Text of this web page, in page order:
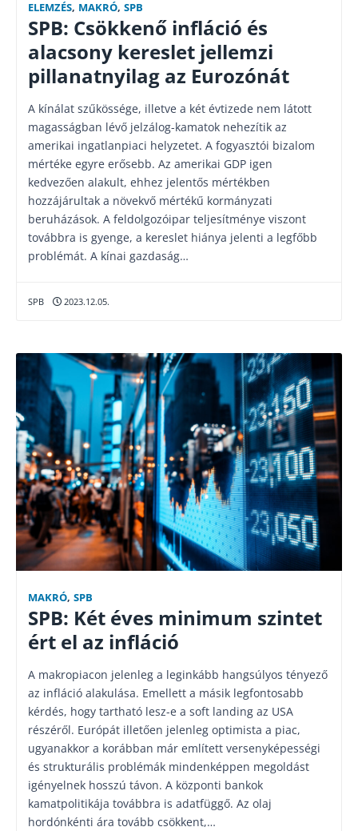
ELEMZÉS, MAKRÓ, SPB
SPB: Csökkenő infláció és
alacsony kereslet jellemzi
pillanatnyilag az Eurozónát
A kínálat szűkössége, illetve a két évtizede nem látott
magasságban lévő jelzálog-kamatok nehezítik az
amerikai ingatlanpiaci helyzetet. A fogyasztói bizalom
mértéke egyre erősebb. Az amerikai GDP igen
kedvezően alakult, ehhez jelentős mértékben
hozzájárultak a növekvő mértékű kormányzati
beruházások. A feldolgozóipar teljesítménye viszont
továbbra is gyenge, a kereslet hiánya jelenti a legfőbb
problémát. A kínai gazdaság…
SPB 2023.12.05.
MAKRÓ, SPB
SPB: Két éves minimum szintet
ért el az infláció
A makropiacon jelenleg a leginkább hangsúlyos tényező
az infláció alakulása. Emellett a másik legfontosabb
kérdés, hogy tartható lesz-e a soft landing az USA
részéről. Európát illetően jelenleg optimista a piac,
ugyanakkor a korábban már említett versenyképességi
és strukturális problémák mindenképpen megoldást
igényelnek hosszú távon. A központi bankok
kamatpolitikája továbbra is adatfüggő. Az olaj
hordónkénti ára tovább csökkent,…